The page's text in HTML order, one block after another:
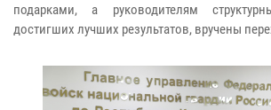
подарками, а руководителям
достигших лучших результатов, вручены